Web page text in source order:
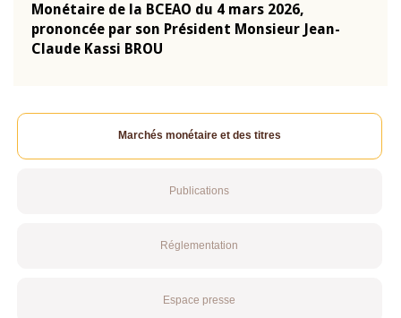
Monétaire de la BCEAO du 4 mars 2026,
prononcée par son Président Monsieur Jean-
Claude Kassi BROU
Marchés monétaire et des titres
Publications
Réglementation
Espace presse